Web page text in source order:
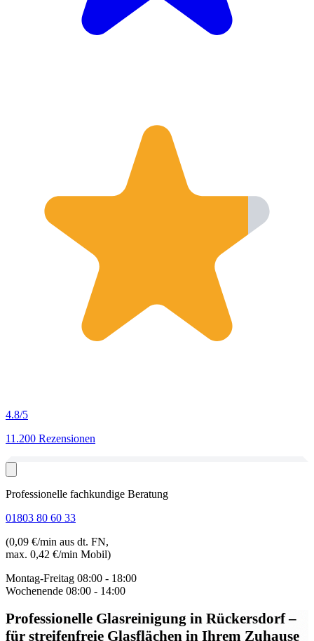
4.8/5
11.200 Rezensionen
Professionelle fachkundige Beratung
01803 80 60 33
(0,09 €/min aus dt. FN,
max. 0,42 €/min Mobil)
Montag-Freitag 08:00 - 18:00
Wochenende 08:00 - 14:00
Professionelle Glasreinigung in Rückersdorf–
für streifenfreie Glasflächen in Ihrem Zuhause